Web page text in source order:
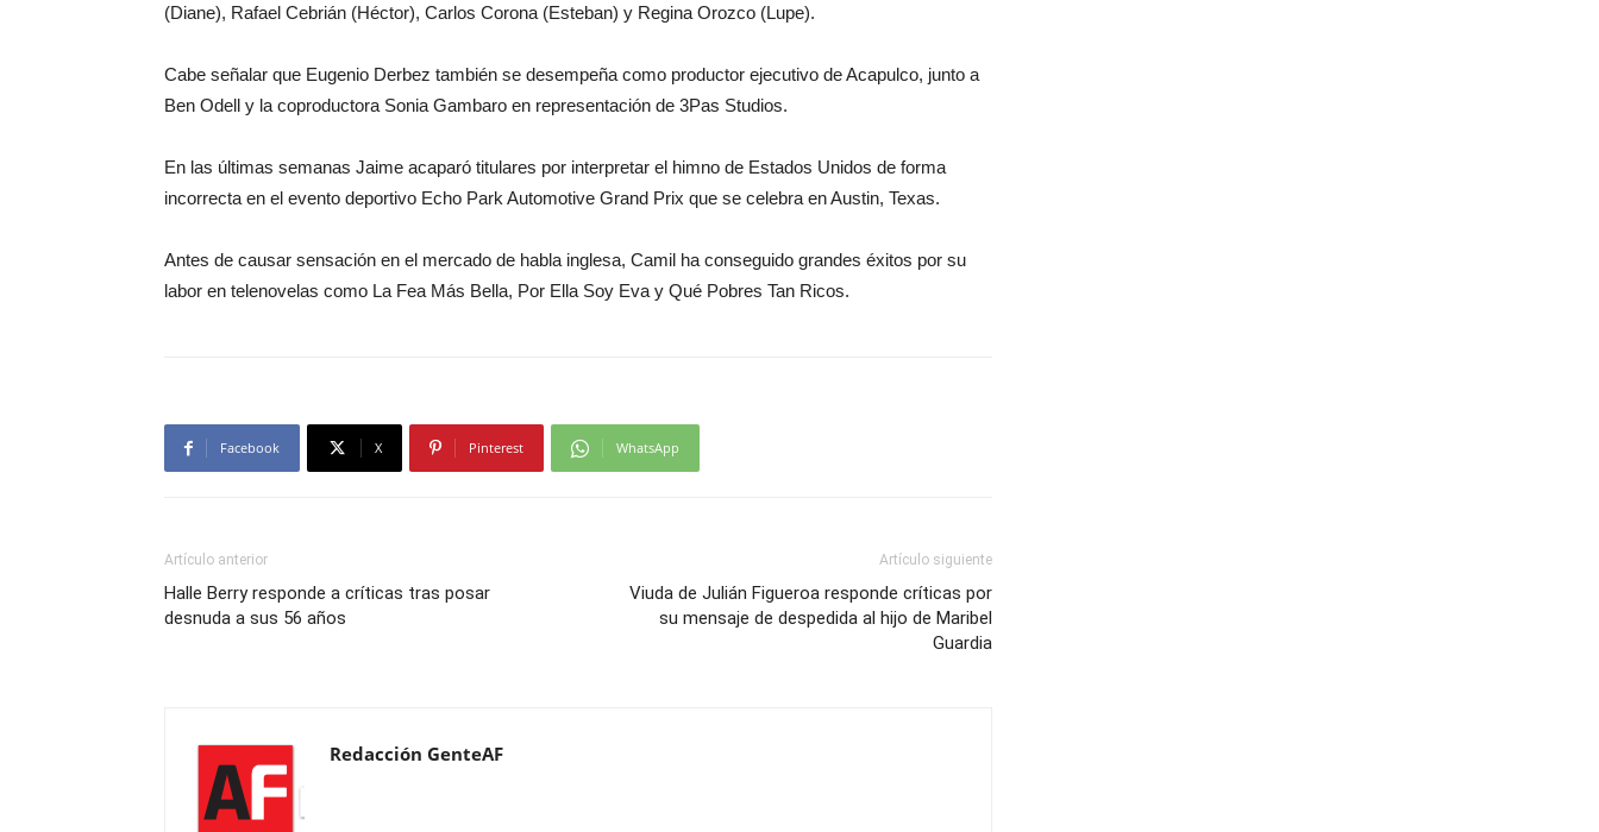
(Diane), Rafael Cebrián (Héctor), Carlos Corona (Esteban) y Regina Orozco (Lupe).
Cabe señalar que Eugenio Derbez también se desempeña como productor ejecutivo de Acapulco, junto a
Ben Odell y la coproductora Sonia Gambaro en representación de 3Pas Studios.
En las últimas semanas Jaime acaparó titulares por interpretar el himno de Estados Unidos de forma
incorrecta en el evento deportivo Echo Park Automotive Grand Prix que se celebra en Austin, Texas.
Antes de causar sensación en el mercado de habla inglesa, Camil ha conseguido grandes éxitos por su
labor en telenovelas como La Fea Más Bella, Por Ella Soy Eva y Qué Pobres Tan Ricos.
Facebook X Pinterest WhatsApp
Artículo anterior
Halle Berry responde a críticas tras posar
desnuda a sus 56 años
Artículo siguiente
Viuda de Julián Figueroa responde críticas por
su mensaje de despedida al hijo de Maribel
Guardia
Redacción GenteAF